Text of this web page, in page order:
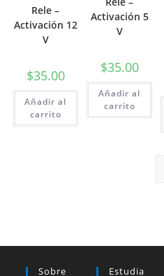
Rele –
Activación 12
V
$35.00
Añadir al
carrito
Activación 5
V
$35.00
Añadir al
carrito
Sobre Estudia